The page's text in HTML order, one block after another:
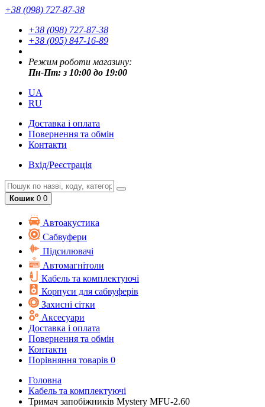
+38 (098) 727-87-38
+38 (098) 727-87-38
+38 (095) 847-16-89
Режим роботи магазину:
Пн-Пт: з 10:00 до 19:00
UA
RU
Доставка і оплата
Повернення та обмін
Контакти
Вхід/Реєстрація
Кошик 0 0
Автоакустика
Cабвуфери
Підсилювачі
Автомагнітоли
Кабель та комплектуючі
Корпуси для сабвуферів
Захисні сітки
Аксесуари
Доставка і оплата
Повернення та обмін
Контакти
Порівняння товарів 0
Головна
Кабель та комплектуючі
Тримач запобіжників Mystery MFU-2.60